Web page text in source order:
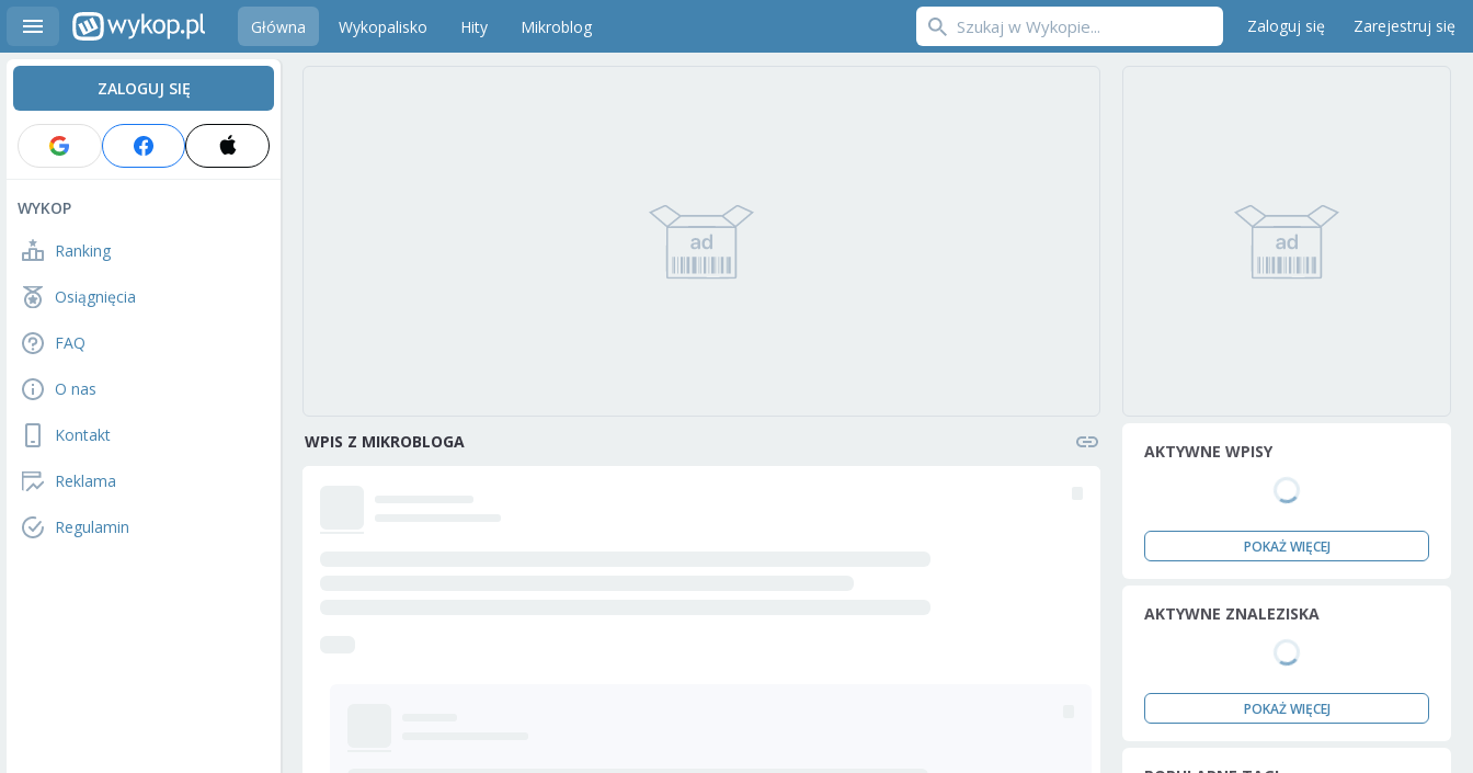
Główna Wykopalisko Hity Mikroblog Zaloguj się Zarejestruj się
ZALOGUJ SIĘ
WYKOP
Ranking
Osiągnięcia
FAQ
O nas
Kontakt
Reklama
Regulamin
WPIS Z MIKROBLOGA AKTYWNE WPISY
POKAŻ WIĘCEJ
AKTYWNE ZNALEZISKA
POKAŻ WIĘCEJ